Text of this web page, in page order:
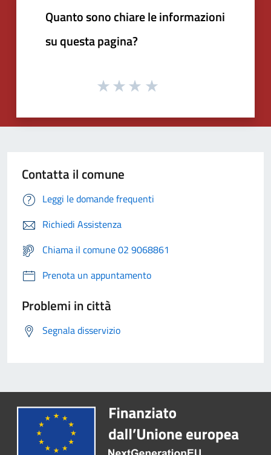
Quanto sono chiare le informazioni
su questa pagina?
Contatta il comune
Leggi le domande frequenti
Richiedi Assistenza
Chiama il comune 02 9068861
Prenota un appuntamento
Problemi in città
Segnala disservizio